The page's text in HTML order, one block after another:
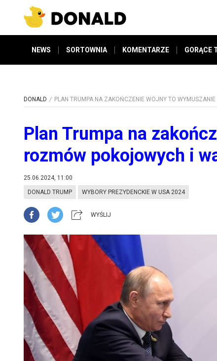
NEWS SORTOWNIA KOMENTARZE GORĄCE
DONALD PLAN TRUMPA NA ZAKOŃCZENIE WOJNY TO
Plan Trumpa na
rozmów pokojowych i
25.06.2024, 11:00
DONALD TRUMP WYBORY PREZYDENCKIE W USA 2024
WYŚLIJ